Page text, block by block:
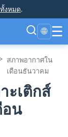
งหมด.
🌐 ☰
สภาพอากาศใน
เดือนธันวาคม
ะเติกส์
อน